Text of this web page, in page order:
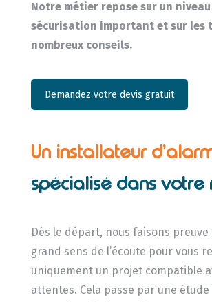
Notre métier repose sur un
sécurisation important et sur les
nombreux conseils.
Demandez votre devis gratuit
Un installateur
spécialisé dans votre
Dès le départ, nous faisons preuve
grand sens de l’écoute pour vous
uniquement un projet compatible
attentes. Cela passe par une